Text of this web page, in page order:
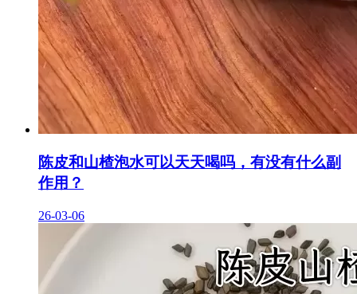
陈皮和山楂泡水可以天天喝吗，有没有什么副
作用？
26-03-06